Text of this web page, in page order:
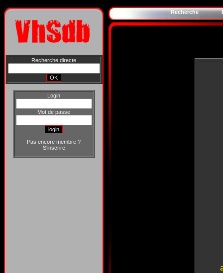
Recherche directe
Login
Mot de passe
Pas encore membre ?
S'inscrire
Recherche